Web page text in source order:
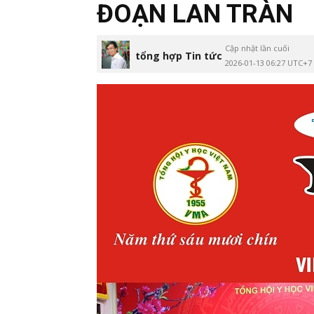
ĐOẠN LAN TRÀN
tổng hợp Tin tức
Cập nhật lần cuối
2026-01-13 06:27 UTC+7